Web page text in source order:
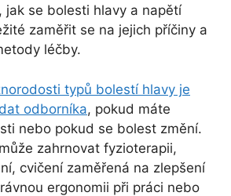
jak se bolesti hlavy a napětí
zaměřit se na jejich příčiny a
léčby.
typů bolestí hlavy je
odborníka, pokud máte
nebo pokud se bolest změní.
zahrnovat fyzioterapii,
cvičení zaměřená na zlepšení
ergonomii při práci nebo